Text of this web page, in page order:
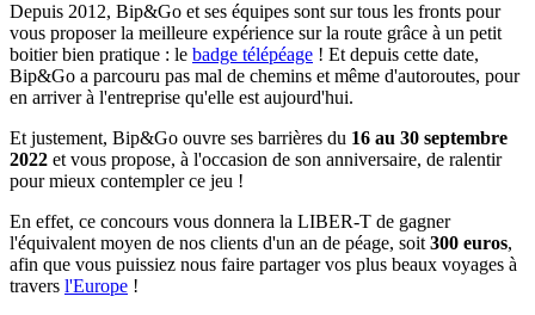
Depuis 2012, Bip&Go et ses équipes sont sur tous les fronts pour
vous proposer la meilleure expérience sur la route grâce à un petit
boitier bien pratique : le badge télépéage ! Et depuis cette date,
Bip&Go a parcouru pas mal de chemins et même d'autoroutes, pour
en arriver à l'entreprise qu'elle est aujourd'hui.
Et justement, Bip&Go ouvre ses barrières du 16 au 30 septembre
2022 et vous propose, à l'occasion de son anniversaire, de ralentir
pour mieux contempler ce jeu !
En effet, ce concours vous donnera la LIBER-T de gagner
l'équivalent moyen de nos clients d'un an de péage, soit 300 euros,
afin que vous puissiez nous faire partager vos plus beaux voyages à
travers l'Europe !